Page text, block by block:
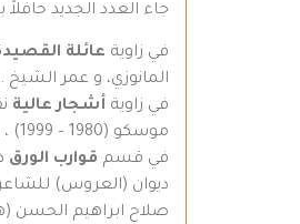
جاء العدد الجديد
في زاوية عائلة
المانوزي، و عمر الشيخ .
في زاوية أشجار عالية
موسكو (1980 – 1999) ، والتشكيلي السوري الراحل فاتح المدرس.
في قسم قوارب الورق
ديوان (العروس)
صلاح ابراهيم الحسن